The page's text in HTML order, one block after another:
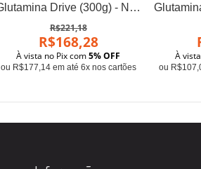
Glutamina Drive (300g) - Nutrex
R$221,18
R$168,28
À vista no Pix com5% OFF
ou R$177,14 em até 6x nos cartões
À
ou